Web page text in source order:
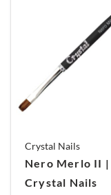
Crystal Nails
Nero Merlo II |
Crystal Nails